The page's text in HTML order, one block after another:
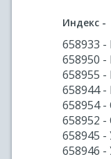
Индекс -
658933 -
658950
658955
658944 -
658954 -
658952
658945 -
658946